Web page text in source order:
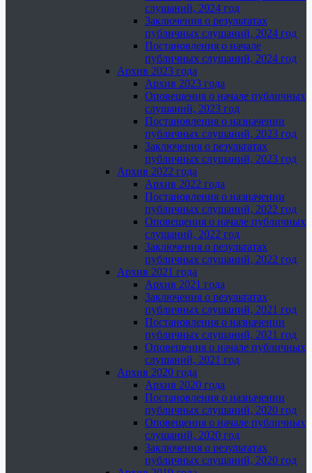
слушаний, 2024 год
Заключения о результатах
публичных слушаний, 2024 год
Постановления о начале
публичных слушаний, 2024 год
Архив 2023 года
Архив 2023 года
Оповещения о начале публичных
слушаний, 2023 год
Постановления о назначении
публичных слушаний, 2023 год
Заключения о результатах
публичных слушаний, 2023 год
Архив 2022 года
Архив 2022 года
Постановления о назначении
публичных слушаний, 2022 год
Оповещения о начале публичных
слушаний, 2022 год
Заключения о результатах
публичных слушаний, 2022 год
Архив 2021 года
Архив 2021 года
Заключения о результатах
публичных слушаний, 2021 год
Постановления о назначении
публичных слушаний, 2021 год
Оповещения о начале публичных
слушаний, 2021 год
Архив 2020 года
Архив 2020 года
Постановления о назначении
публичных слушаний, 2020 год
Оповещения о начале публичных
слушаний, 2020 год
Заключения о результатах
публичных слушаний, 2020 год